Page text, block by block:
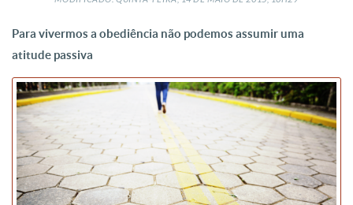
Para vivermos a obediência não podemos assumir uma
atitude passiva